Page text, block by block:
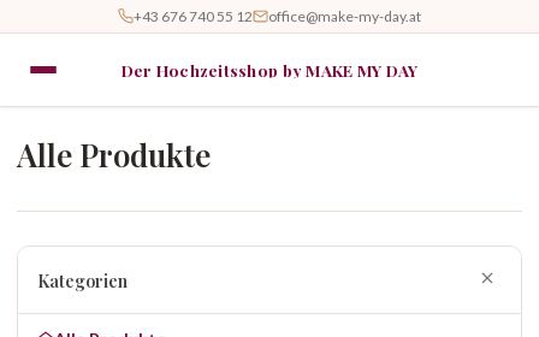
+43 676 740 55 12 office@make-my-day.at
Der Hochzeitsshop by MAKE MY DAY
Alle Produkte
Kategorien